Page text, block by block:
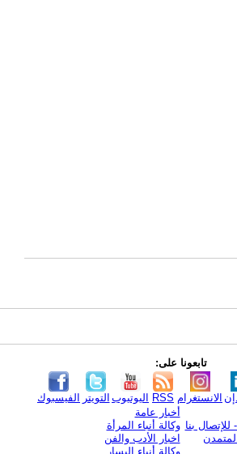
تابعونا على:
الفيسبوك التويتر اليوتيوب RSS الانستغرام
بنا
أخبار عامة
وكالة أنباء المرأة
اخبار الأدب والفن
وكالة أنباء اليسار